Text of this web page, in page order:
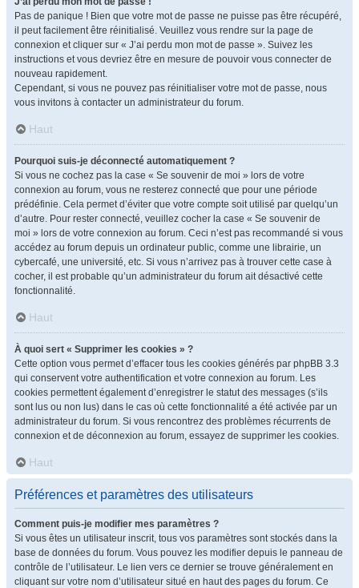
Pas de panique ! Bien que votre mot de passe ne puisse pas être récupéré,
il peut facilement être réinitialisé. Veuillez vous rendre sur la page de
connexion et cliquer sur « J’ai perdu mon mot de passe ». Suivez les
instructions et vous devriez être en mesure de pouvoir vous connecter de
nouveau rapidement.
Cependant, si vous ne pouvez pas réinitialiser votre mot de passe, nous
vous invitons à contacter un administrateur du forum.
Haut
Pourquoi suis-je déconnecté automatiquement ?
Si vous ne cochez pas la case « Se souvenir de moi » lors de votre
connexion au forum, vous ne resterez connecté que pour une période
prédéfinie. Cela permet d’éviter que votre compte soit utilisé par quelqu’un
d’autre. Pour rester connecté, veuillez cocher la case « Se souvenir de
moi » lors de votre connexion au forum. Ceci n’est pas recommandé si vous
accédez au forum depuis un ordinateur public, comme une librairie, un
cybercafé, une université, etc. Si vous n’arrivez pas à trouver cette case à
cocher, il est probable qu’un administrateur du forum ait désactivé cette
fonctionnalité.
Haut
À quoi sert « Supprimer les cookies » ?
Cette option vous permet d’effacer tous les cookies générés par phpBB 3.3
qui conservent votre authentification et votre connexion au forum. Les
cookies permettent également d’enregistrer le statut des messages (s’ils
sont lus ou non lus) dans le cas où cette fonctionnalité a été activée par un
administrateur du forum. Si vous rencontrez des problèmes récurrents de
connexion et de déconnexion au forum, essayez de supprimer les cookies.
Haut
Préférences et paramètres des utilisateurs
Comment puis-je modifier mes paramètres ?
Si vous êtes un utilisateur inscrit, tous vos paramètres sont stockés dans la
base de données du forum. Vous pouvez les modifier depuis le panneau de
contrôle de l’utilisateur. Le lien vers ce dernier se trouve généralement en
cliquant sur votre nom d’utilisateur situé en haut des pages du forum. Ce